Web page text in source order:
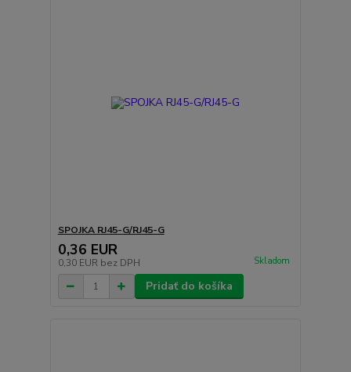
SPOJKA RJ45-G/RJ45-G
0,36 EUR
0,30 EUR bez DPH Skladom
Pridať do košíka